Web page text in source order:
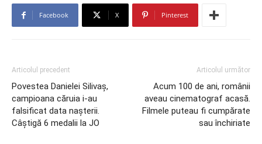
Facebook X Pinterest
Articolul precedent
Povestea Danielei Silivaș,
campioana căruia i-au
falsificat data nașterii.
Câștigă 6 medalii la JO
Articolul următor
Acum 100 de ani, românii
aveau cinematograf acasă.
Filmele puteau fi cumpărate
sau închiriate